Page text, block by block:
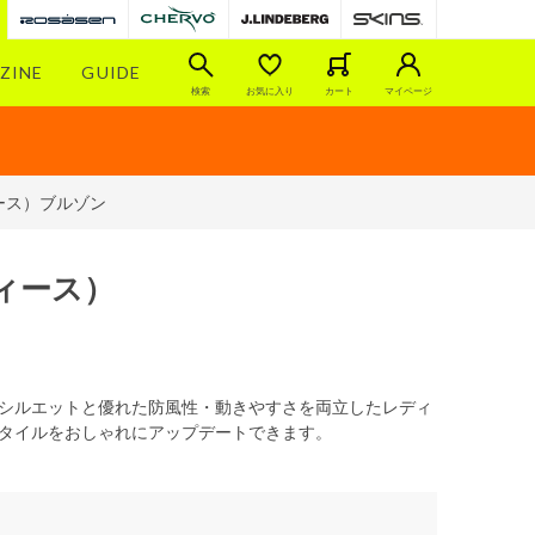
GUIDE
検索 お気に入り カート マイページ
）ブルゾン
ース）
エットと優れた防風性・動きやすさを両立したレディ
ルをおしゃれにアップデートできます。